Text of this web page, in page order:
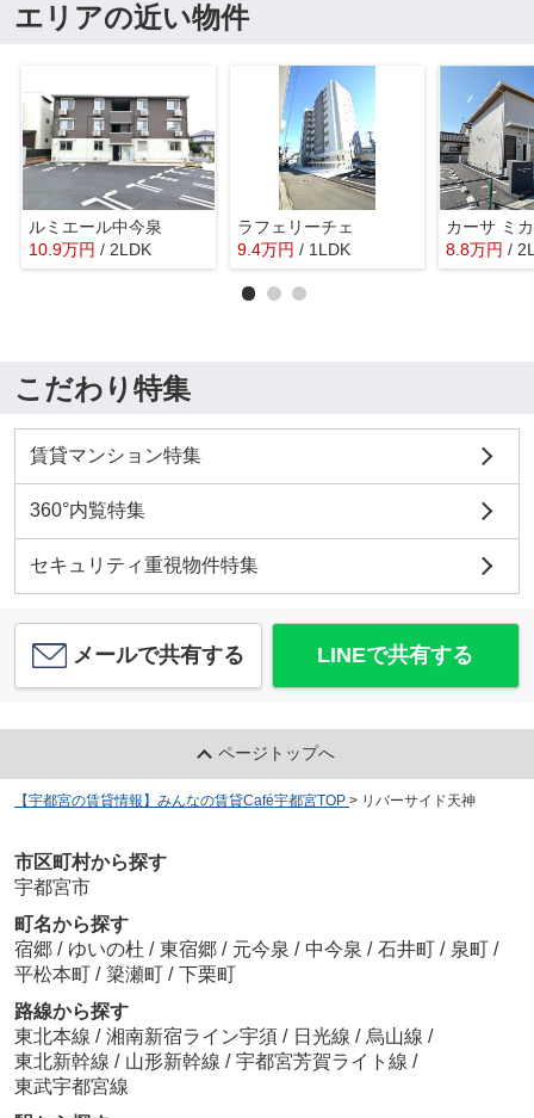
エリアの近い物件
ルミエール中今泉
10.9万円 / 2LDK
ラフェリーチェ
9.4万円 / 1LDK
カーサ ミ
8.8万円 /
こだわり特集
賃貸マンション特集
360°内覧特集
セキュリティ重視物件特集
メールで共有する LINEで共有する
ページトップへ
【宇都宮の賃貸情報】みんなの賃貸Café宇都宮TOP > リバーサイド天神
市区町村から探す
宇都宮市
町名から探す
宿郷 / ゆいの杜 / 東宿郷 / 元今泉 / 中今泉 / 石井町 / 泉町 /
平松本町 / 簗瀬町 / 下栗町
路線から探す
東北本線 / 湘南新宿ライン宇須 / 日光線 / 烏山線 /
東北新幹線 / 山形新幹線 / 宇都宮芳賀ライト線 /
東武宇都宮線